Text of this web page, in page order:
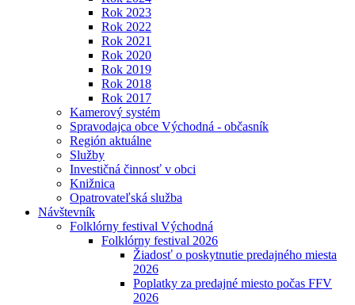
Rok 2023
Rok 2022
Rok 2021
Rok 2020
Rok 2019
Rok 2018
Rok 2017
Kamerový systém
Spravodajca obce Východná - občasník
Región aktuálne
Služby
Investičná činnosť v obci
Knižnica
Opatrovateľská služba
Návštevník
Folklórny festival Východná
Folklórny festival 2026
Žiadosť o poskytnutie predajného miesta
2026
Poplatky za predajné miesto počas FFV
2026